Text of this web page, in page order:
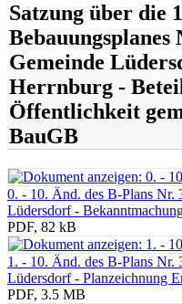
Satzung über die
Gemeinde
Herrnburg -
Öffentlichkeit
BauGB
0. - 10. Änd. des B-Plans
Lüdersdorf -
PDF, 82 kB
1. - 10. Änd. des B-Plans
Lüdersdorf - Planzeichnung
PDF, 3.5 MB